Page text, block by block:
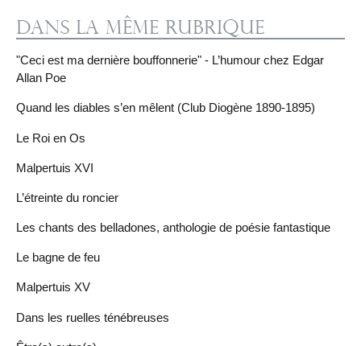
Dans la même rubrique
"Ceci est ma dernière bouffonnerie" - L’humour chez Edgar
Allan Poe
Quand les diables s’en mêlent (Club Diogène 1890-1895)
Le Roi en Os
Malpertuis XVI
L’étreinte du roncier
Les chants des belladones, anthologie de poésie fantastique
Le bagne de feu
Malpertuis XV
Dans les ruelles ténébreuses